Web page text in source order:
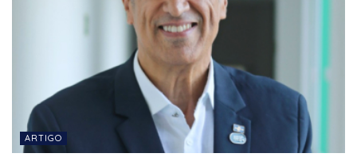
ARTIGO